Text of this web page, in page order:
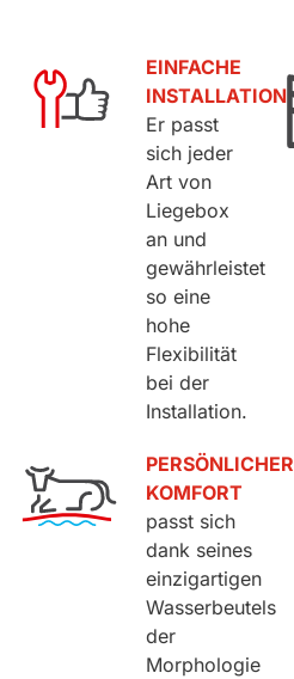
EINFACHE
INSTALLATION
Er passt
sich jeder
Art von
Liegebox
an und
gewährleistet
so eine
hohe
Flexibilität
bei der
Installation.
PERSÖNLICHER
KOMFORT
passt sich
dank seines
einzigartigen
Wasserbeutels
der
Morphologie